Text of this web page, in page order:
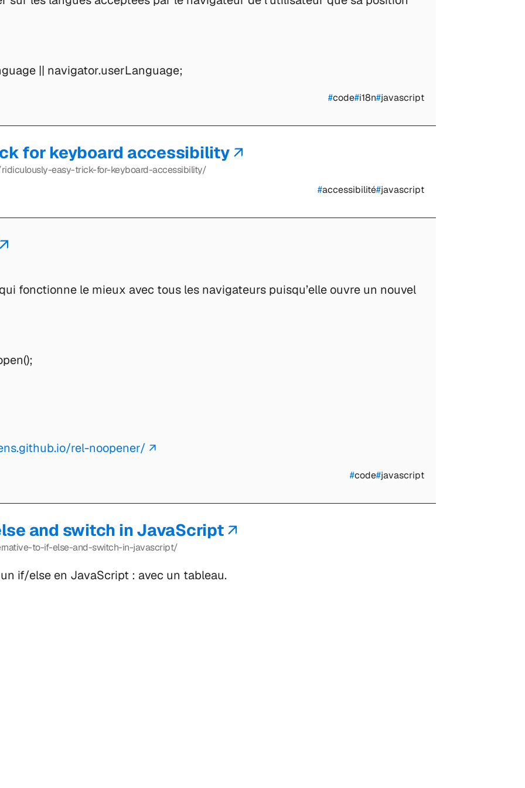
|| navigator.userLanguage;
#code#i18n#javascript
for keyboard accessibility
easy-trick-for-keyboard-accessibility/
#accessibilité#javascript
fonctionne le mieux avec tous les navigateurs puisqu’elle ouvre un nouvel
rel-noopener/
#code#javascript
and switch in JavaScript
to-if-else-and-switch-in-javascript/
if/else en JavaScript : avec un tableau.